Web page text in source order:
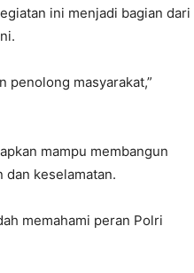
ini menjadi bagian dari
penolong masyarakat,”
mampu membangun
dan keselamatan.
memahami peran Polri